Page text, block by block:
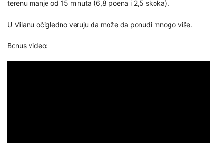
terenu manje od 15 minuta (6,8 poena i 2,5 skoka).
U Milanu očigledno veruju da može da ponudi mnogo više.
Bonus video: